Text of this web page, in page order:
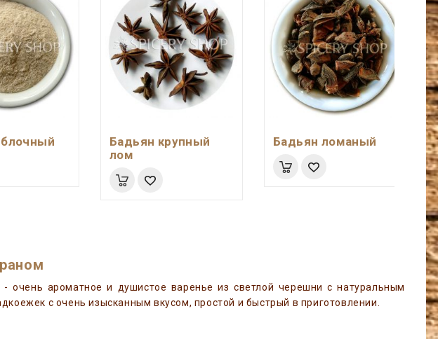
Бадьян крупный
лом
Бадьян ломаный
ароматное и душистое варенье из светлой черешни с натуральным
с очень изысканным вкусом, простой и быстрый в приготовлении.